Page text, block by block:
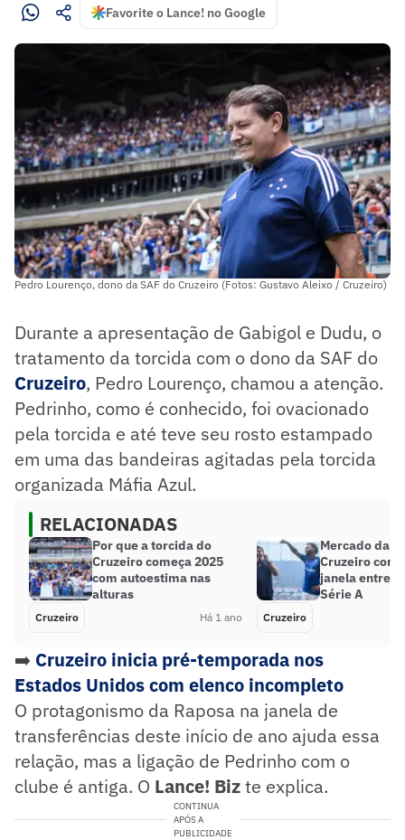
Favorite o Lance! no Google
Pedro Lourenço, dono da SAF do Cruzeiro (Fotos: Gustavo Aleixo / Cruzeiro)
Durante a apresentação de Gabigol e Dudu, o
tratamento da torcida com o dono da SAF do
Cruzeiro, Pedro Lourenço, chamou a atenção.
Pedrinho, como é conhecido, foi ovacionado
pela torcida e até teve seu rosto estampado
em uma das bandeiras agitadas pela torcida
organizada Máfia Azul.
RELACIONADAS
Por que a torcida do
Cruzeiro começa 2025
com autoestima nas
alturas
Cruzeiro Há 1 ano
Mercado da
Cruzeiro
janela entre
Série A
Cruzeiro
➡️ Cruzeiro inicia pré-temporada nos
Estados Unidos com elenco incompleto
O protagonismo da Raposa na janela de
transferências deste início de ano ajuda essa
relação, mas a ligação de Pedrinho com o
clube é antiga. O Lance! Bizte explica.
CONTINUA
APÓS A
PUBLICIDADE